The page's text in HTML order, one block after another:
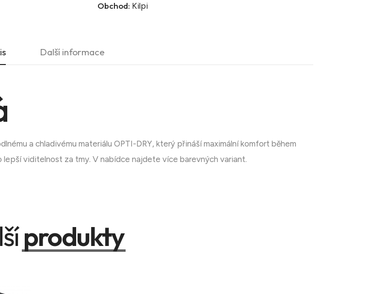
Obchod: Kilpi
Další informace
a chladivému materiálu OPTI-DRY, který přináší maximální komfort během
viditelnost za tmy. V nabídce najdete více barevných variant.
produkty